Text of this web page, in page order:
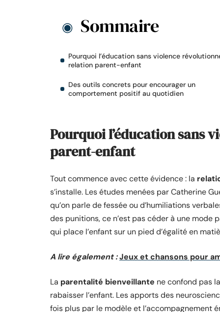
Sommaire
Pourquoi l’éducation sans violence
relation parent-enfant
Des outils concrets pour encourager un
comportement positif au quotidien
Pourquoi l’éducation sans
parent-enfant
Tout commence avec cette évidence : la
s’installe. Les études menées par Catherine
qu’on parle de fessée ou d’humiliations
des punitions, ce n’est pas céder à une mode
qui place l’enfant sur un pied d’égalité en
A lire également :Jeux et chansons pour
La parentalité bienveillante ne confond pas
rabaisser l’enfant. Les apports des
fois plus par le modèle et l’accompagnement